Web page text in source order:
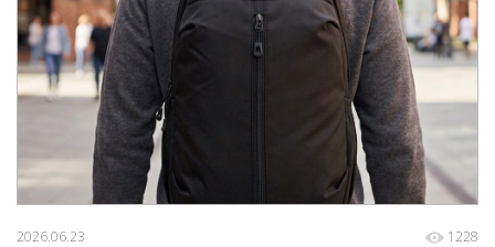
2026.06.23 1228